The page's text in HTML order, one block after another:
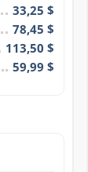
33,25 $
78,45 $
113,50 $
59,99 $